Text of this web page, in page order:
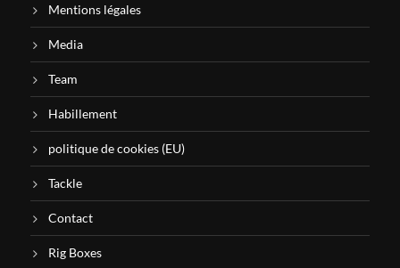
Mentions légales
Media
Team
Habillement
politique de cookies (EU)
Tackle
Contact
Rig Boxes